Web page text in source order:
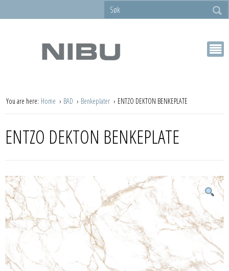
You are here: Home BAD Benkeplater ENTZO DEKTON BENKEPLATE
ENTZO DEKTON BENKEPLATE